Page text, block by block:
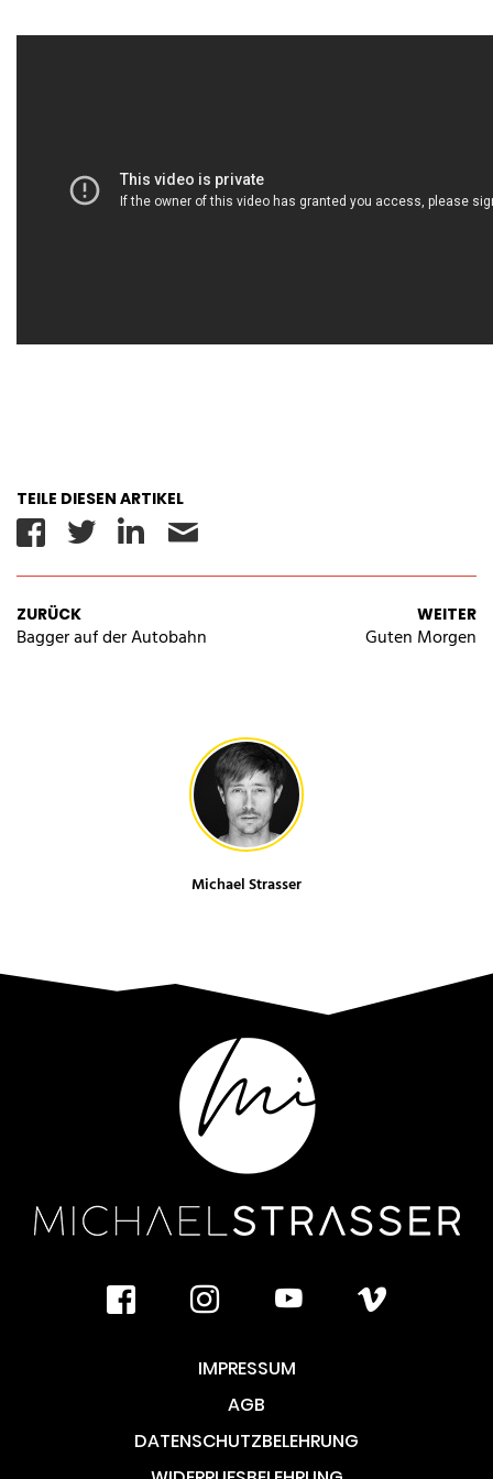
TEILE DIESEN ARTIKEL
Facebook
Twitter
Linkedin
ZURÜCK
Bagger auf der Autobahn
WEITER
Guten Morgen
Michael Strasser
facebookinstagramyoutubevimeo
IMPRESSUM
AGB
DATENSCHUTZBELEHRUNG